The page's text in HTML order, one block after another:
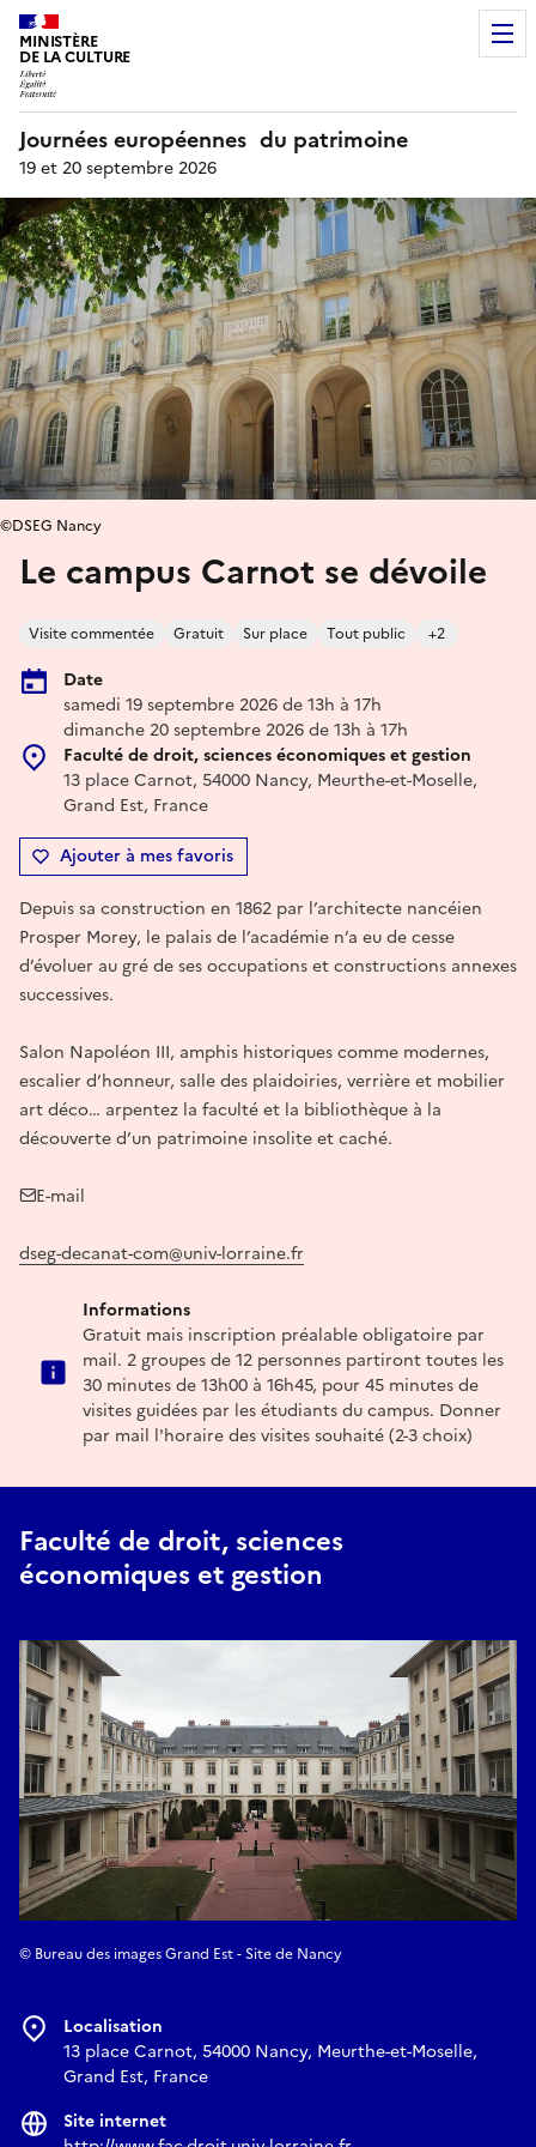
MINISTÈRE
DE LA CULTURE
Journées européennes du patrimoine
19 et 20 septembre 2026
Le campus Carnot se dévoile
Visite commentée Gratuit Sur place Tout public +2
Date
samedi 19 septembre 2026 de 13h à 17h
dimanche 20 septembre 2026 de 13h à 17h
Faculté de droit, sciences économiques et gestion
13 place Carnot, 54000 Nancy, Meurthe-et-Moselle,
Grand Est, France
Ajouter à mes favoris
©DSEG Nancy
Depuis sa construction en 1862 par l’architecte nancéien
Prosper Morey, le palais de l’académie n’a eu de cesse
d’évoluer au gré de ses occupations et constructions annexes
successives.
Salon Napoléon III, amphis historiques comme modernes,
escalier d’honneur, salle des plaidoiries, verrière et mobilier
art déco… arpentez la faculté et la bibliothèque à la
découverte d’un patrimoine insolite et caché.
E-mail
dseg-decanat-com@univ-lorraine.fr
Informations
Gratuit mais inscription préalable obligatoire par
mail. 2 groupes de 12 personnes partiront toutes les
30 minutes de 13h00 à 16h45, pour 45 minutes de
visites guidées par les étudiants du campus. Donner
par mail l'horaire des visites souhaité (2-3 choix)
Faculté de droit, sciences
économiques et gestion
© Bureau des images Grand Est - Site de Nancy
Localisation
13 place Carnot, 54000 Nancy, Meurthe-et-Moselle,
Grand Est, France
Site internet